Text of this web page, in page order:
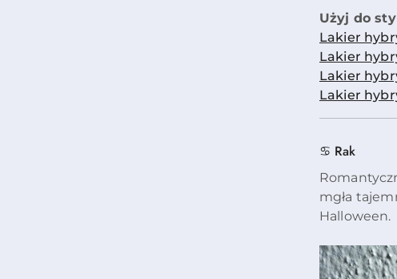
Użyj do
Lakier
Lakier
Lakier
Lakier
♋ Rak
mgła
Halloween.